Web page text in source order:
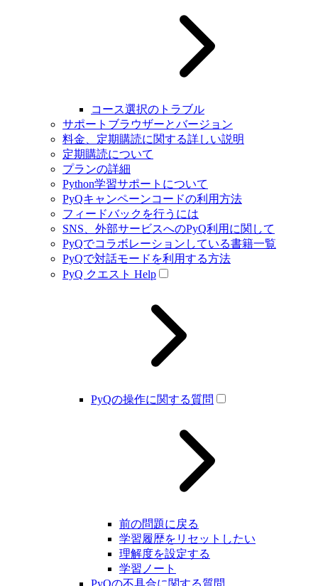
コース選択のトラブル
サポートブラウザーとバージョン
料金、定期購読に関する詳しい説明
定期購読について
プランの詳細
Python学習サポートについて
PyQキャンペーンコードの利用方法
フィードバックを行うには
SNS、外部サービスへのPyQ利用に関して
PyQでコラボレーションしている書籍一覧
PyQで対話モードを利用する方法
PyQ クエスト Help
PyQの操作に関する質問
前の問題に戻る
学習履歴をリセットしたい
理解度を設定する
学習ノート
PyQの不具合に関する質問